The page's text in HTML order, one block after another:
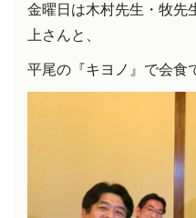
金曜日は木村先生・牧先
上さんと、
平尾の『キヨノ』で会食